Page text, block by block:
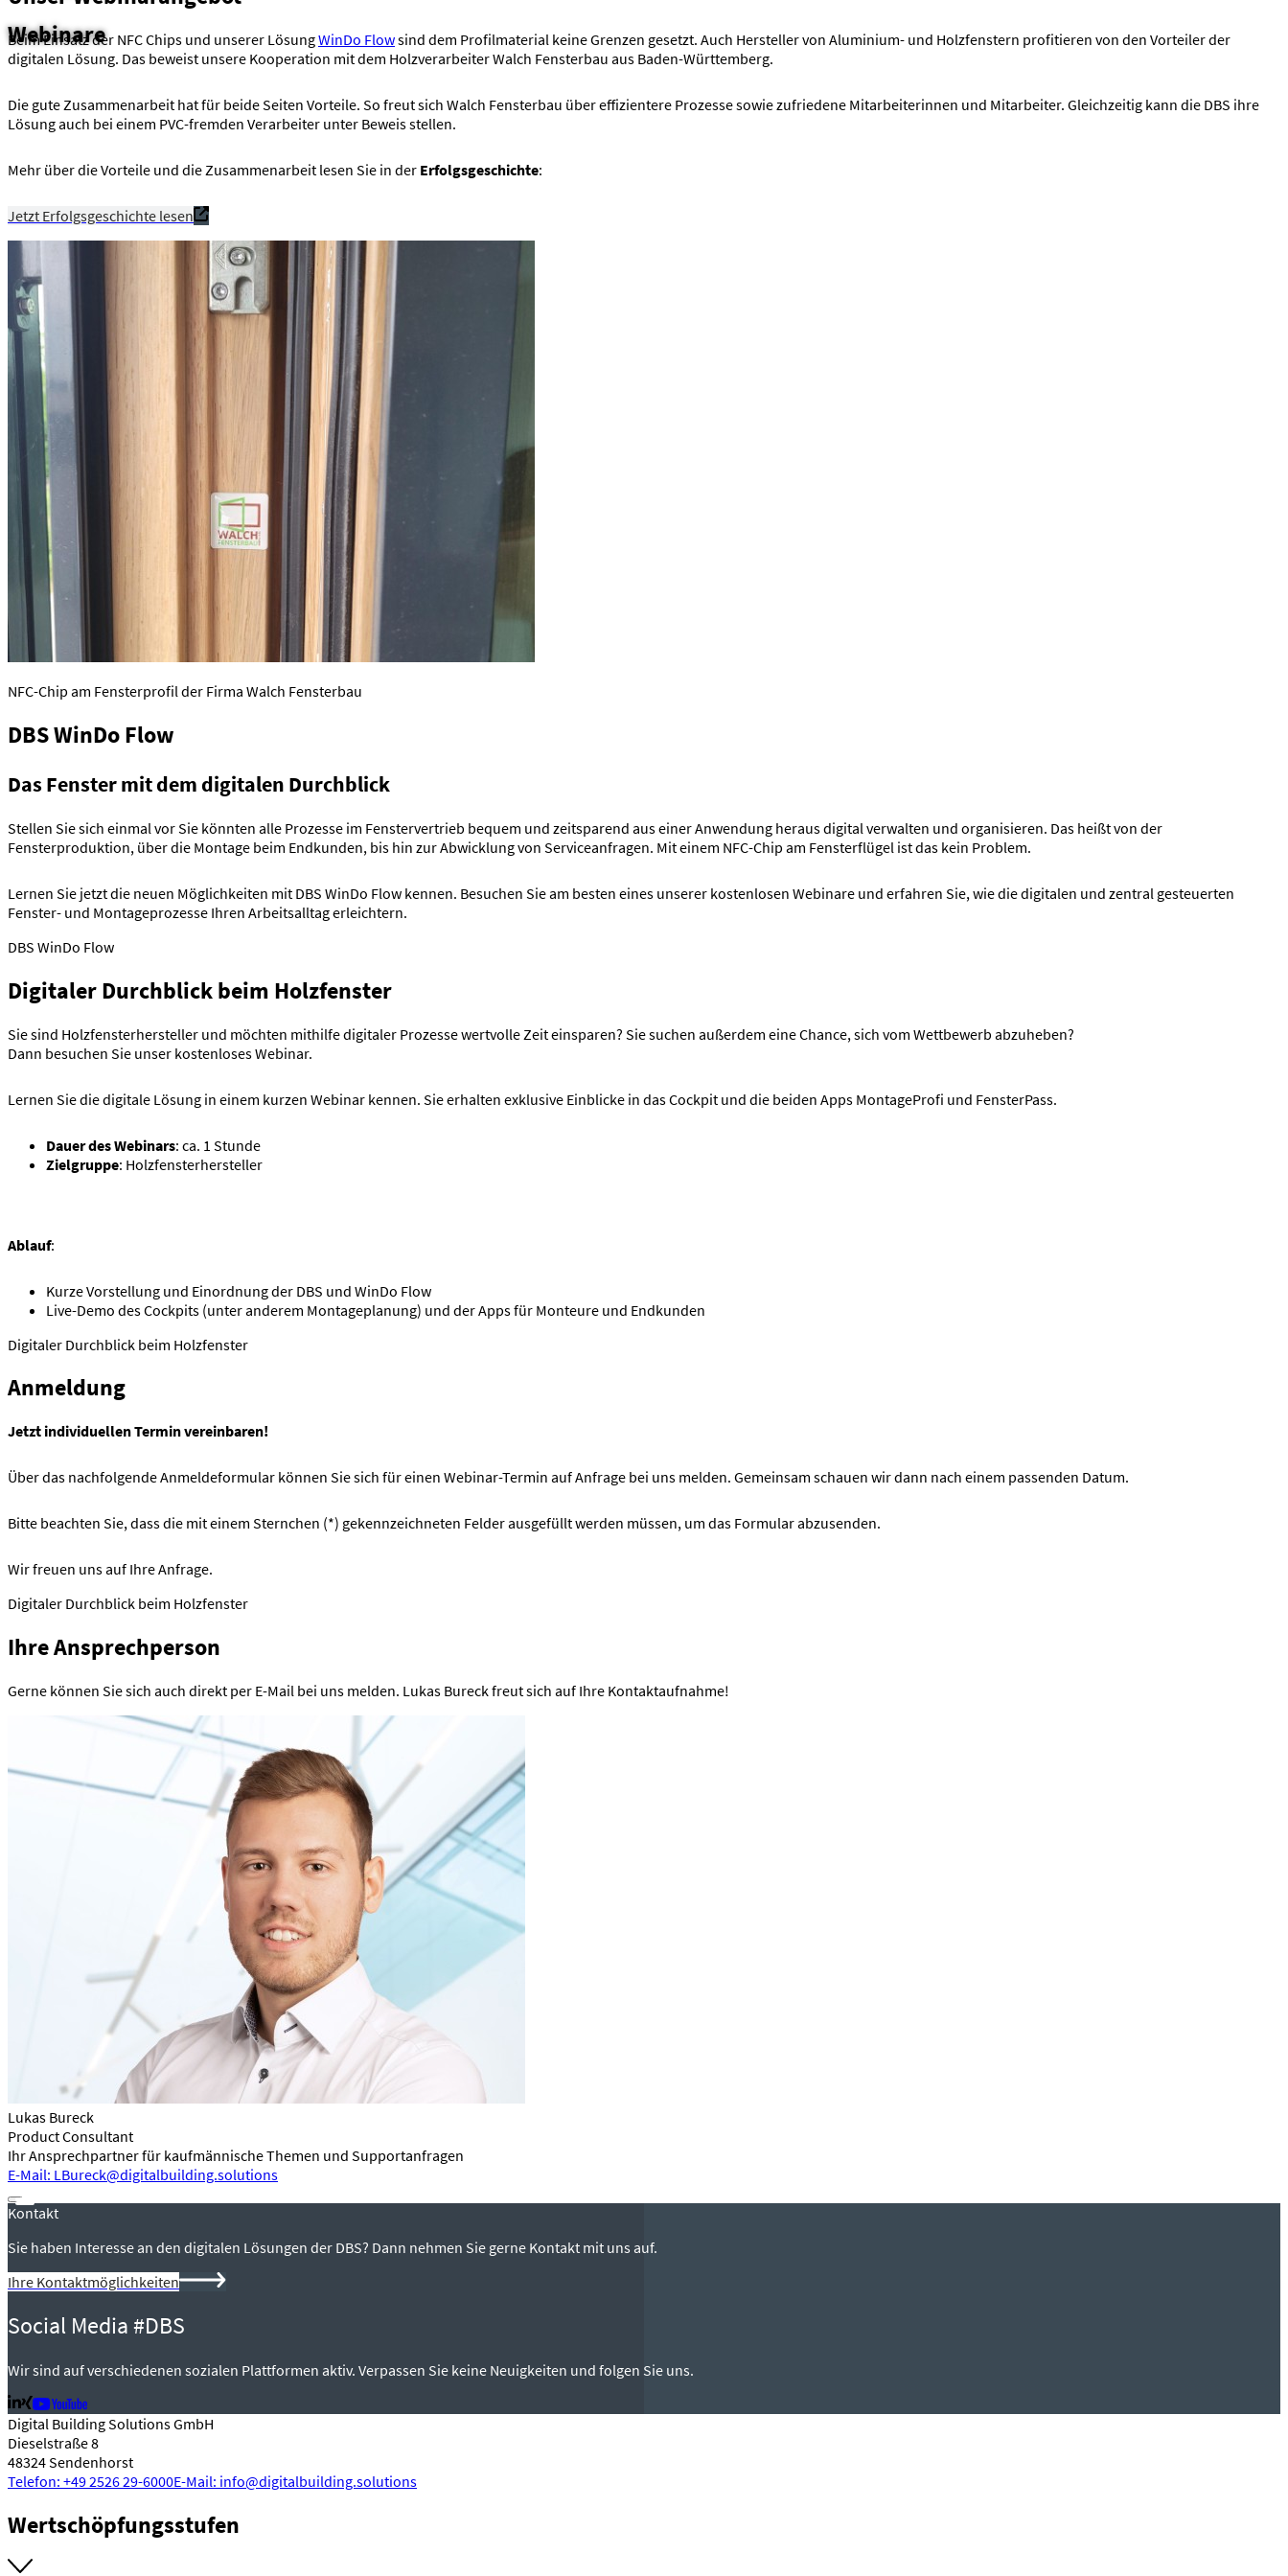
Webinare
Beim Einsatz der NFC Chips und unserer LösungWinDo Flowsind dem Profilmaterial keine Grenzen gesetzt. Auch Hersteller von Aluminium- und Holzfenstern profitieren von den Vorteiler der
digitalen Lösung. Das beweist unsere Kooperation mit dem Holzverarbeiter Walch Fensterbau aus Baden-Württemberg.
Die gute Zusammenarbeit hat für beide Seiten Vorteile. So freut sich Walch Fensterbau über effizientere Prozesse sowie zufriedene Mitarbeiterinnen und Mitarbeiter. Gleichzeitig kann die DBS ihre
Lösung auch bei einem PVC-fremden Verarbeiter unter Beweis stellen.
Mehr über die Vorteile und die Zusammenarbeit lesen Sie in der Erfolgsgeschichte:
Jetzt Erfolgsgeschichte lesen
NFC-Chip am Fensterprofil der Firma Walch Fensterbau
DBS WinDo Flow
Das Fenster mit dem digitalen Durchblick
Stellen Sie sich einmal vor Sie könnten alle Prozesse im Fenstervertrieb bequem und zeitsparend aus einer Anwendung heraus digital verwalten und organisieren. Das heißt von der
Fensterproduktion, über die Montage beim Endkunden, bis hin zur Abwicklung von Serviceanfragen. Mit einem NFC-Chip am Fensterflügel ist das kein Problem.
Lernen Sie jetzt die neuen Möglichkeiten mit DBS WinDo Flow kennen. Besuchen Sie am besten eines unserer kostenlosen Webinare und erfahren Sie, wie die digitalen und zentral gesteuerten
Fenster- und Montageprozesse Ihren Arbeitsalltag erleichtern.
DBS WinDo Flow
Digitaler Durchblick beim Holzfenster
Sie sind Holzfensterhersteller und möchten mithilfe digitaler Prozesse wertvolle Zeit einsparen? Sie suchen außerdem eine Chance, sich vom Wettbewerb abzuheben?
Dann besuchen Sie unser kostenloses Webinar.
Lernen Sie die digitale Lösung in einem kurzen Webinar kennen. Sie erhalten exklusive Einblicke in das Cockpit und die beiden Apps MontageProfi und FensterPass.
Dauer des Webinars: ca. 1 Stunde
Zielgruppe: Holzfensterhersteller
Ablauf:
Kurze Vorstellung und Einordnung der DBS und WinDo Flow
Live-Demo des Cockpits (unter anderem Montageplanung) und der Apps für Monteure und Endkunden
Digitaler Durchblick beim Holzfenster
Anmeldung
Jetzt individuellen Termin vereinbaren!
Über das nachfolgende Anmeldeformular können Sie sich für einen Webinar-Termin auf Anfrage bei uns melden. Gemeinsam schauen wir dann nach einem passenden Datum.
Bitte beachten Sie, dass die mit einem Sternchen (*) gekennzeichneten Felder ausgefüllt werden müssen, um das Formular abzusenden.
Wir freuen uns auf Ihre Anfrage.
Digitaler Durchblick beim Holzfenster
Ihre Ansprechperson
Gerne können Sie sich auch direkt per E-Mail bei uns melden. Lukas Bureck freut sich auf Ihre Kontaktaufnahme!
Lukas Bureck
Product Consultant
Ihr Ansprechpartner für kaufmännische Themen und Supportanfragen
E-Mail: LBureck@digitalbuilding.solutions
Kontakt
Sie haben Interesse an den digitalen Lösungen der DBS? Dann nehmen Sie gerne Kontakt mit uns auf.
Ihre Kontaktmöglichkeiten
Social Media #DBS
Wir sind auf verschiedenen sozialen Plattformen aktiv. Verpassen Sie keine Neuigkeiten und folgen Sie uns.
Digital Building Solutions GmbH
Dieselstraße 8
48324 Sendenhorst
Telefon: +49 2526 29-6000E-Mail: info@digitalbuilding.solutions
Wertschöpfungsstufen